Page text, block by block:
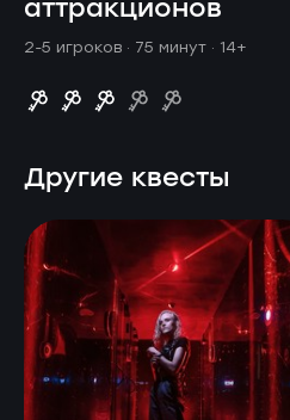
аттракционов
2-5 игроков · 75 минут · 14+
Другие квесты